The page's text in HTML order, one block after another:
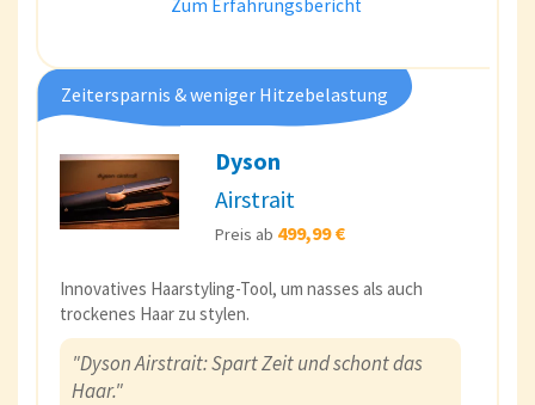
Zum Erfahrungsbericht
Zeitersparnis & weniger Hitzebelastung
Dyson
Airstrait
Preis ab 499,99 €
Innovatives Haarstyling-Tool, um nasses als auch
trockenes Haar zu stylen.
"Dyson Airstrait: Spart Zeit und schont das
Haar."